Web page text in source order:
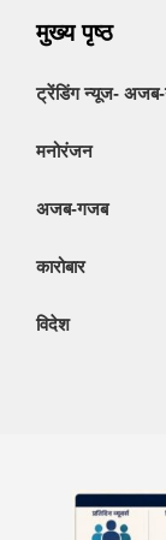
मुख्य पृष्ठ
ट्रेंडिंग न्यूज-
मनोरंजन
अजब-गजब
कारोबार
विदेश